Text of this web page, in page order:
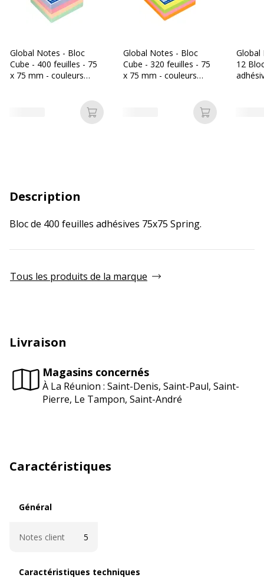
Global Notes - Bloc
Cube - 400 feuilles - 75
x 75 mm - couleurs
Ajouter au panier
Global Notes - Bloc
Cube - 320 feuilles - 75
x 75 mm - couleurs
Ajouter au
Global
12
Description
Bloc de 400 feuilles adhésives 75x75 Spring.
Tous les produits de la marque
Livraison
Magasins concernés
À La Réunion : Saint-Denis, Saint-Paul, Saint-
Pierre, Le Tampon, Saint-André
Caractéristiques
Général
Notes client 5
Caractéristiques techniques